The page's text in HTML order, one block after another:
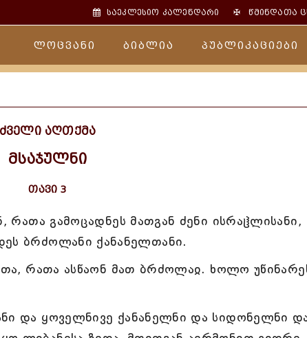
საეკლესიო კალენდარი ✠წმინდათა
ლოცვანი ბიბლია პუბლიკაციები
ძველი აღთქმა
მსაჯულნი
თავი 3
რათა გამოცადნეს მათგან ძენი ისრაჱლისანი,
ბრძოლანი ქანანელთანი.
რათა ასწაონ მათ ბრძოლაჲ. ხოლო
და ყოველნივე ქანანელნი და სიდონელნი